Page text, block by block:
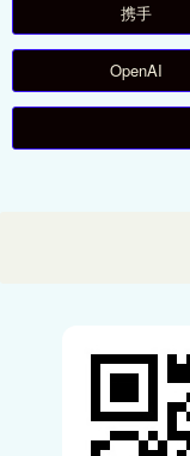
携手
OpenAI